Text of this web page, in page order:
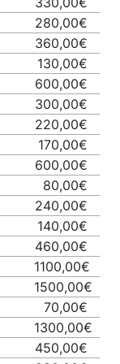
280,00€
360,00€
130,00€
600,00€
300,00€
220,00€
170,00€
600,00€
80,00€
240,00€
140,00€
460,00€
1100,00€
1500,00€
70,00€
1300,00€
450,00€